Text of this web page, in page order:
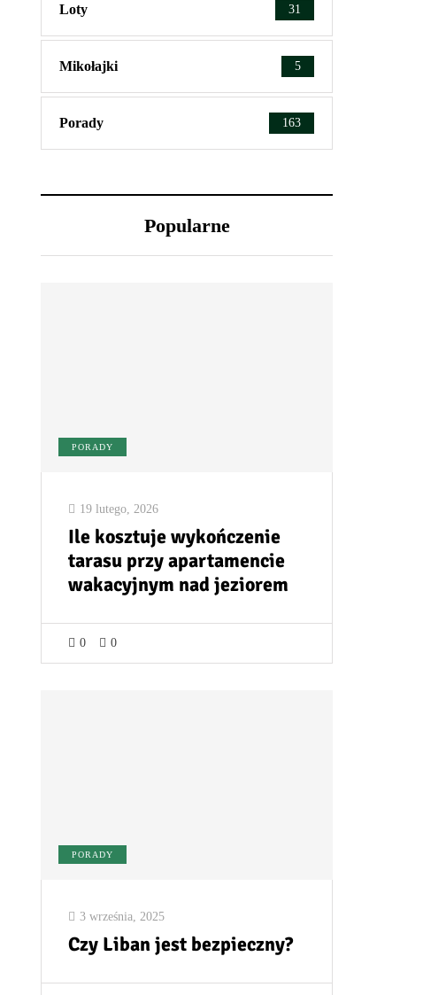
Loty 31
Mikołajki 5
Porady 163
Popularne
PORADY
19 lutego, 2026
Ile kosztuje wykończenie
tarasu przy apartamencie
wakacyjnym nad jeziorem
0 0
PORADY
3 września, 2025
Czy Liban jest bezpieczny?